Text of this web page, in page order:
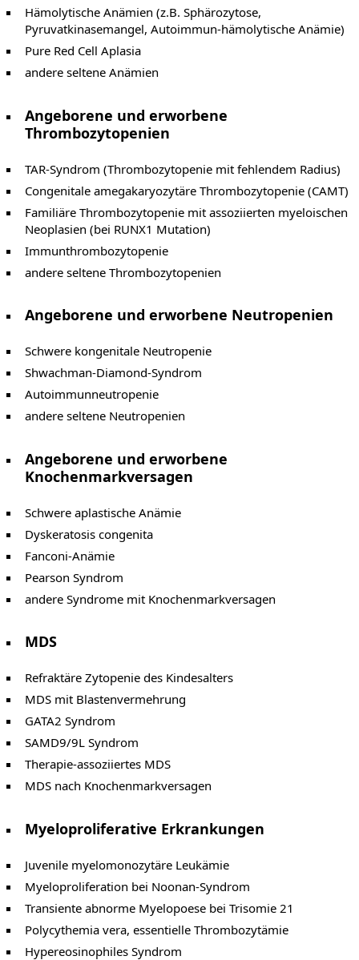
Hämolytische Anämien (z.B. Sphärozytose,
Pyruvatkinasemangel, Autoimmun-hämolytische Anämie)
Pure Red Cell Aplasia
andere seltene Anämien
Angeborene und erworbene
Thrombozytopenien
TAR-Syndrom (Thrombozytopenie mit fehlendem Radius)
Congenitale amegakaryozytäre Thrombozytopenie (CAMT)
Familiäre Thrombozytopenie mit assoziierten myeloischen
Neoplasien (bei RUNX1 Mutation)
Immunthrombozytopenie
andere seltene Thrombozytopenien
Angeborene und erworbene Neutropenien
Schwere kongenitale Neutropenie
Shwachman-Diamond-Syndrom
Autoimmunneutropenie
andere seltene Neutropenien
Angeborene und erworbene
Knochenmarkversagen
Schwere aplastische Anämie
Dyskeratosis congenita
Fanconi-Anämie
Pearson Syndrom
andere Syndrome mit Knochenmarkversagen
MDS
Refraktäre Zytopenie des Kindesalters
MDS mit Blastenvermehrung
GATA2 Syndrom
SAMD9/9L Syndrom
Therapie-assoziiertes MDS
MDS nach Knochenmarkversagen
Myeloproliferative Erkrankungen
Juvenile myelomonozytäre Leukämie
Myeloproliferation bei Noonan-Syndrom
Transiente abnorme Myelopoese bei Trisomie 21
Polycythemia vera, essentielle Thrombozytämie
Hypereosinophiles Syndrom